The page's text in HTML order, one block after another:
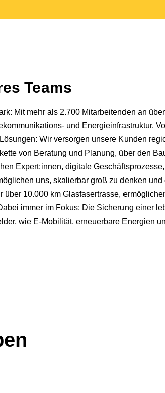
Teams
Mit mehr als 2.700 Mitarbeitenden an
und Energieinfrastruktur.
Wir versorgen unsere Kunden
von Beratung und Planung, über den
Expert:innen, digitale
uns, skalierbar groß zu denken
über 10.000 km Glasfasertrasse,
immer im Fokus: Die Sicherung einer
wie E-Mobilität, erneuerbare Energien